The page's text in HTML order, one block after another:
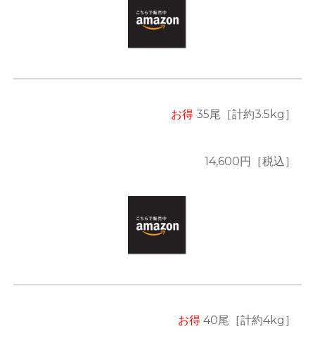
お得 35尾 ［計約3.5kg］
14,600円［税込］
お得 40尾 ［計約4kg］